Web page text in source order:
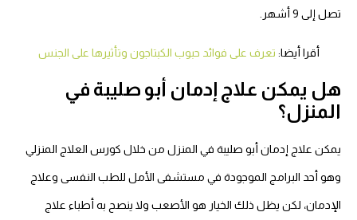
تصل إلى 9 أشهر.
أقرا أيضا: تعرف على فوائد حبوب الكبتاجون وتأثيرها على الجنس
هل يمكن علاج إدمان أبو صليبة في
المنزل؟
يمكن علاج إدمان أبو صليبة في المنزل من خلال كورس العلاج المنزلي
وهو أحد البرامج الموجودة في مستشفى الأمل للطب النفسى وعلاج
الإدمان، لكن يظل ذلك الخيار هو الأصعب ولا ينصح به أطباء علاج